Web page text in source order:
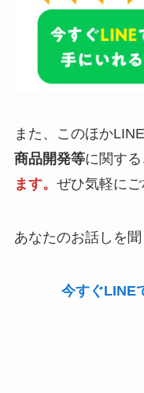
また、このほか
商品開発等に関する
ます。 ぜひ気軽にご
あなたのお話しを
今すぐLINE